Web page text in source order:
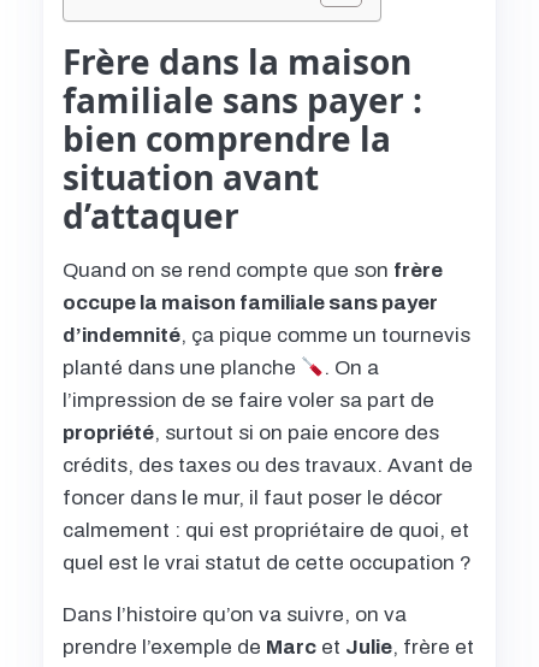
Frère dans la maison
familiale sans payer :
bien comprendre la
situation avant
d’attaquer
Quand on se rend compte que son frère
occupe la maison familiale sans payer
d’indemnité, ça pique comme un tournevis
planté dans une planche
. On a
l’impression de se faire voler sa part de
propriété, surtout si on paie encore des
crédits, des taxes ou des travaux. Avant de
foncer dans le mur, il faut poser le décor
calmement : qui est propriétaire de quoi, et
quel est le vrai statut de cette occupation ?
Dans l’histoire qu’on va suivre, on va
prendre l’exemple de Marc et Julie, frère et